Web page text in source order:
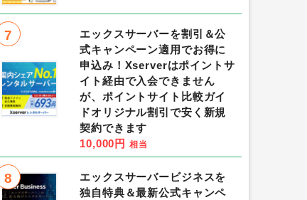
7
エックスサーバーを割引＆公
式キャンペーン適用でお得に
申込み！Xserverはポイントサ
イト経由で入会できません
が、ポイントサイト比較ガイ
ドオリジナル割引で安く新規
契約できます
10,000円 相当
8
エックスサーバービジネスを
独自特典＆最新公式キャンペ